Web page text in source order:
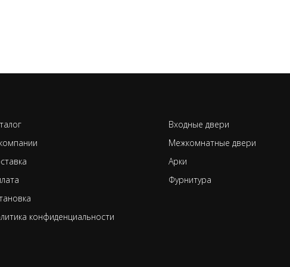
конфиденциальности
Входные двери
Межкомнатные двери
Арки
Фурнитура